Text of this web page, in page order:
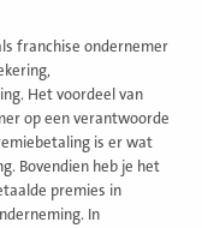
franchise ondernemer
Het voordeel van
op een verantwoorde
is er wat
Bovendien heb je het
premies in
In